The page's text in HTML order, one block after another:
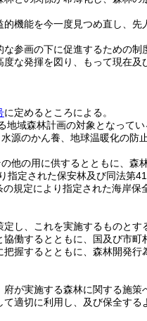
機能を今一度見つめ直し、
参画の下に促進するための
な発揮を図り、もって現在
に定めるところによる。
地域森林計画の対象となってい
のかん養、地球温暖化の防
の用に供するとともに、森
指定された保安林及び同法第
の規定により指定された海岸保
し、これを実施するものとす
働するとともに、国及び市町
握するとともに、森林開発
が実施する森林に関する施
適切に利用し、及び保全する